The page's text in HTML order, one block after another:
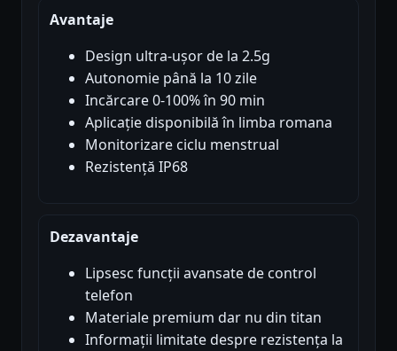
Avantaje
Design ultra-ușor de la 2.5g
Autonomie până la 10 zile
Incărcare 0-100% în 90 min
Aplicație disponibilă în limba romana
Monitorizare ciclu menstrual
Rezistență IP68
Dezavantaje
Lipsesc funcții avansate de control
telefon
Materiale premium dar nu din titan
Informații limitate despre rezistența la